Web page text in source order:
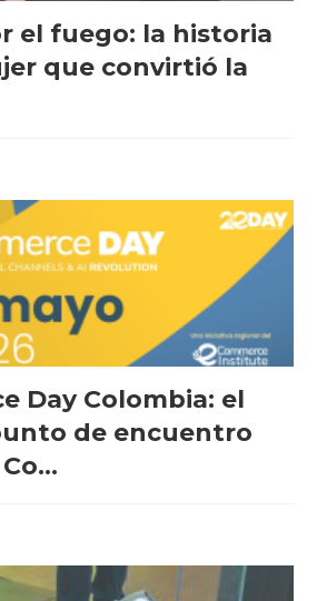
el fuego: la historia
que convirtió la
Day Colombia: el
de encuentro